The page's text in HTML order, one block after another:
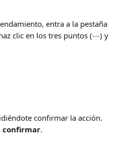
entra a la pestaña
clic en los tres puntos (⋯) y
confirmar la acción.
confirmar.